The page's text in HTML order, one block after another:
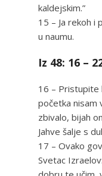
kaldejskim.”
15 – Ja rekoh i
u naumu.
Iz 48: 16 –
16 – Pristupite
početka nisam
zbivalo, bijah
Jahve šalje s
17 – Ovako
Svetac